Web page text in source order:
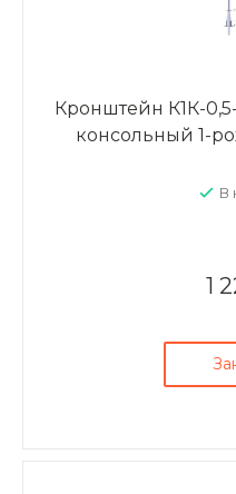
Кронштейн К1К-
консольный 1-
В
1